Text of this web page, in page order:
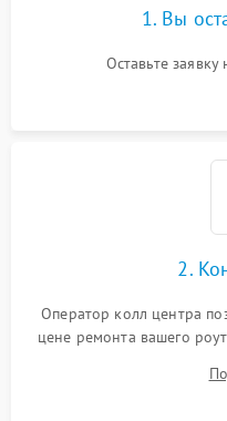
1. Вы
Оставьте
2.
Оператор колл центра
цене ремонта вашего